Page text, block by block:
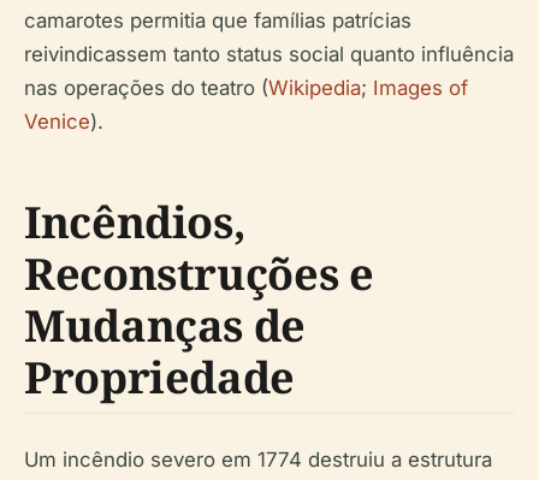
camarotes permitia que famílias patrícias
reivindicassem tanto status social quanto influência
nas operações do teatro (Wikipedia; Images of
Venice).
Incêndios,
Reconstruções e
Mudanças de
Propriedade
Um incêndio severo em 1774 destruiu a estrutura